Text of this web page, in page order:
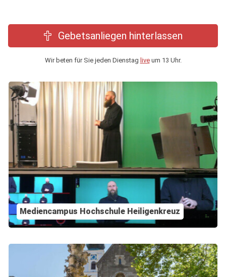
Gebetsanliegen hinterlassen
Wir beten für Sie jeden Dienstag liveum 13 Uhr.
Mediencampus Hochschule Heiligenkreuz